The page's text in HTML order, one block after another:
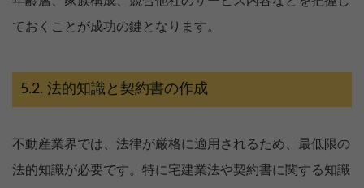
ておくことが成功の鍵となります。
法的知識と契約書の作成
不動産業界では、法律が厳格に適用されるため、最低限の
法的知識が必要です。特に宅建業法や契約書に関する知識